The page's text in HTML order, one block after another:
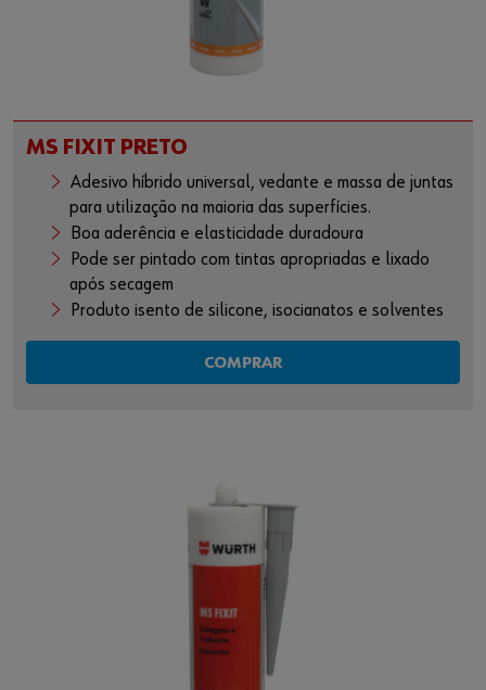
MS FIXIT PRETO
Adesivo híbrido universal, vedante e massa de juntas
para utilização na maioria das superfícies.
Boa aderência e elasticidade duradoura
Pode ser pintado com tintas apropriadas e lixado
após secagem
Produto isento de silicone, isocianatos e solventes
COMPRAR